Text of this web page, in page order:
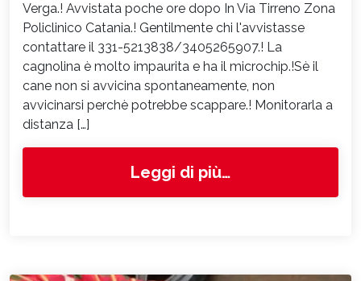
Verga.! Avvistata poche ore dopo In Via Tirreno Zona
Policlinico Catania.! Gentilmente chi l'avvistasse
contattare il 331-5213838/3405265907.! La
cagnolina è molto impaurita e ha il microchip.!Sè il
cane non si avvicina spontaneamente, non
avvicinarsi perchè potrebbe scappare.! Monitorarla a
distanza […]
Leggi di più…from 8991